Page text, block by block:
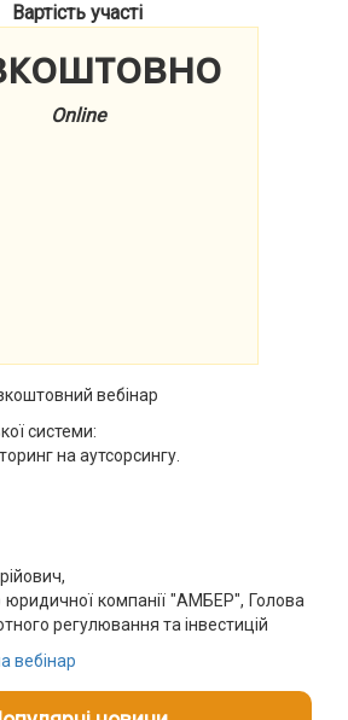
Вартість участі
Online
вебінар
системи:
на аутсорсингу.
юридичної компанії "АМБЕР", Голова
регулювання та інвестицій
вебінар